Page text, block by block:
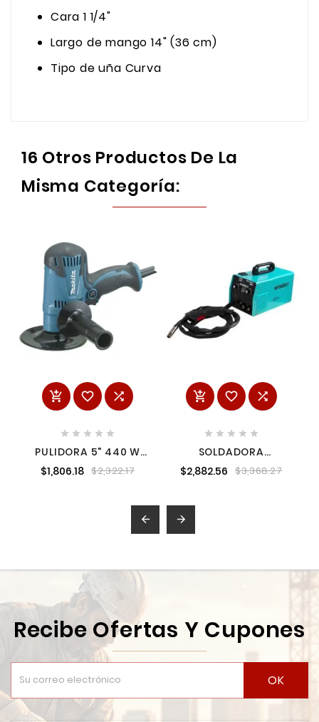
Cara 1 1/4"
Largo de mango 14" (36 cm)
Tipo de uña Curva
16 Otros Productos De La
Misma Categoría:
  
    
PULIDORA 5" 440 W
4,500 RPM MAKITA
GV5010
$1,806.18 $2,322.17
  
    
SOLDADORA
MULTIPROCESO MIG,
$2,882.56 $3,368.27
 
Recibe Ofertas Y Cupones
OK